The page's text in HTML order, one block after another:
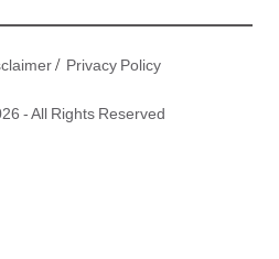
/ Privacy Policy
- All Rights Reserved